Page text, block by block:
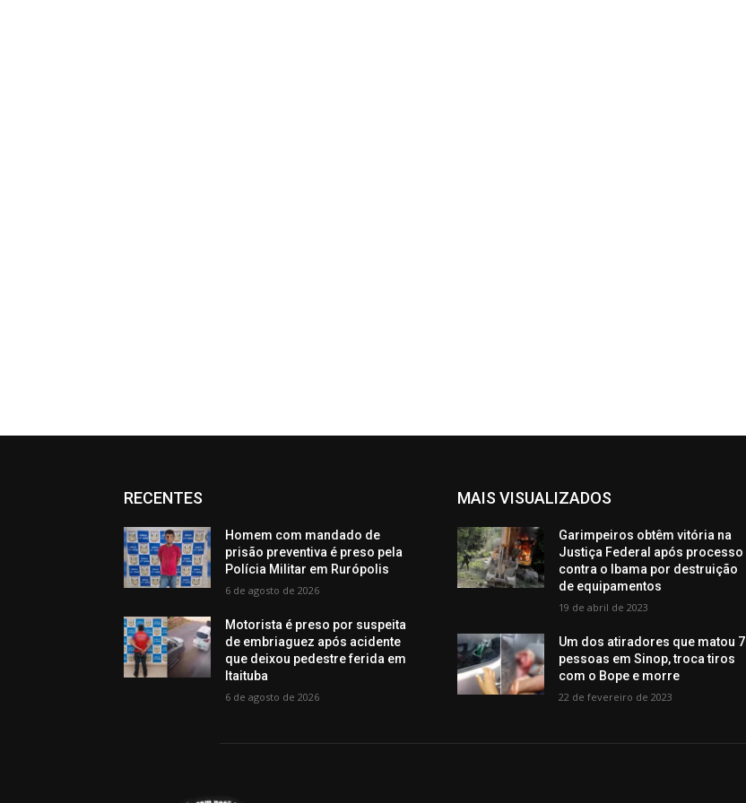
RECENTES
Homem com mandado de
prisão preventiva é preso pela
Polícia Militar em Rurópolis
6 de agosto de 2026
Motorista é preso por suspeita
de embriaguez após acidente
que deixou pedestre ferida em
Itaituba
6 de agosto de 2026
MAIS VISUALIZADOS
Garimpeiros obtêm vitória na
Justiça Federal após processo
contra o Ibama por destruição
de equipamentos
19 de abril de 2023
Um dos atiradores que matou 7
pessoas em Sinop, troca tiros
com o Bope e morre
22 de fevereiro de 2023